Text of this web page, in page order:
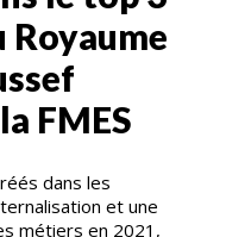
Royaume
FMES
dans les
et une
métiers en 2021,